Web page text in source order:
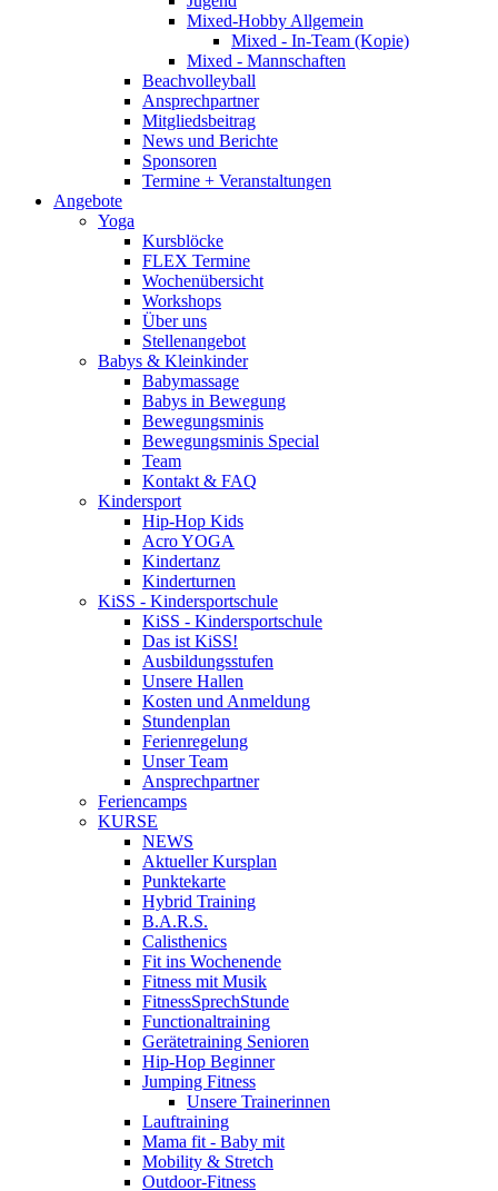
Mixed-Hobby Allgemein
Mixed - In-Team (Kopie)
Mixed - Mannschaften
Beachvolleyball
Ansprechpartner
Mitgliedsbeitrag
News und Berichte
Sponsoren
Termine + Veranstaltungen
Angebote
Yoga
Kursblöcke
FLEX Termine
Wochenübersicht
Workshops
Über uns
Stellenangebot
Babys & Kleinkinder
Babymassage
Babys in Bewegung
Bewegungsminis
Bewegungsminis Special
Team
Kontakt & FAQ
Kindersport
Hip-Hop Kids
Acro YOGA
Kindertanz
Kinderturnen
KiSS - Kindersportschule
KiSS - Kindersportschule
Das ist KiSS!
Ausbildungsstufen
Unsere Hallen
Kosten und Anmeldung
Stundenplan
Ferienregelung
Unser Team
Ansprechpartner
Feriencamps
KURSE
NEWS
Aktueller Kursplan
Punktekarte
Hybrid Training
B.A.R.S.
Calisthenics
Fit ins Wochenende
Fitness mit Musik
FitnessSprechStunde
Functionaltraining
Gerätetraining Senioren
Hip-Hop Beginner
Jumping Fitness
Unsere Trainerinnen
Lauftraining
Mama fit - Baby mit
Mobility & Stretch
Outdoor-Fitness